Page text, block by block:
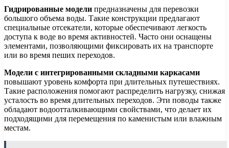
Гидрированные модели предназначены для перевозки
большого объема воды. Такие конструкции предлагают
специальные отсекатели, которые обеспечивают легкость
доступа к воде во время активностей. Часто они оснащены
элементами, позволяющими фиксировать их на транспорте
или во время пеших переходов.
Модели с интегрированными складными каркасами
повышают уровень комфорта при длительных путешествиях.
Такие расположения помогают распределить нагрузку, снижая
усталость во время длительных переходов. Эти поводы также
обладают водоотталкивающими свойствами, что делает их
подходящими для перемещения по каменистым или влажным
местам.